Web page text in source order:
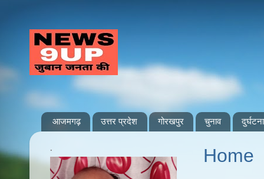
आजमगढ़ उत्तर प्रदेश गोरखपुर चुनाव दुर्घटना
Home
.